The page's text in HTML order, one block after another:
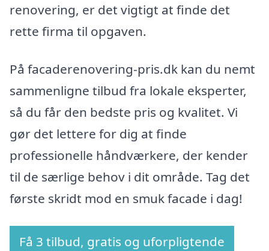
renovering, er det vigtigt at finde det
rette firma til opgaven.
På facaderenovering-pris.dk kan du nemt
sammenligne tilbud fra lokale eksperter,
så du får den bedste pris og kvalitet. Vi
gør det lettere for dig at finde
professionelle håndværkere, der kender
til de særlige behov i dit område. Tag det
første skridt mod en smuk facade i dag!
Få 3 tilbud, gratis og uforpligtende